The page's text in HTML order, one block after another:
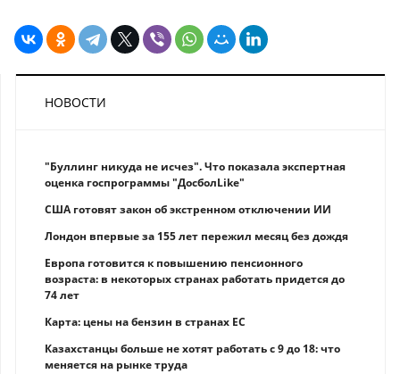
НОВОСТИ
"Буллинг никуда не исчез". Что показала экспертная
оценка госпрограммы "ДосболLike"
США готовят закон об экстренном отключении ИИ
Лондон впервые за 155 лет пережил месяц без дождя
Европа готовится к повышению пенсионного
возраста: в некоторых странах работать придется до
74 лет
Карта: цены на бензин в странах ЕС
Казахстанцы больше не хотят работать с 9 до 18: что
меняется на рынке труда